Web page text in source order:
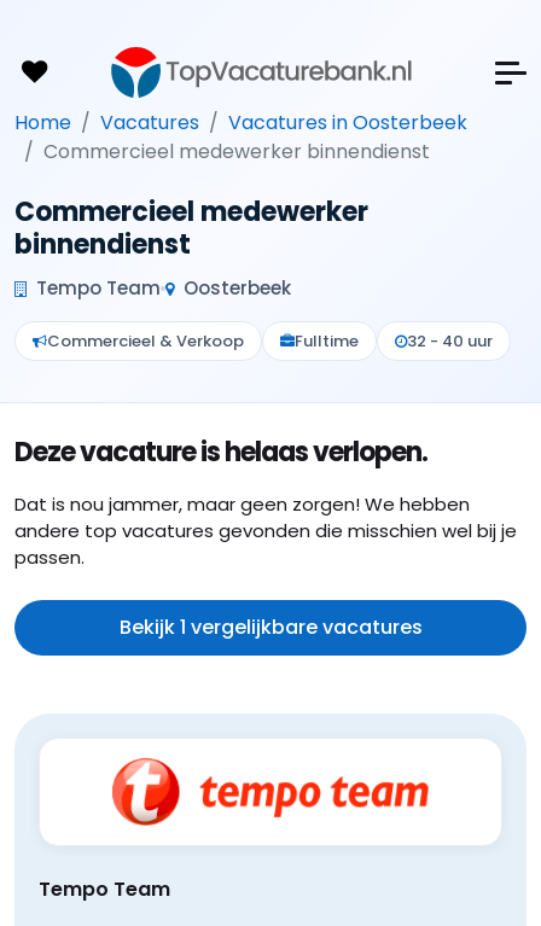
Home Vacatures
Vacatures in Oosterbeek
Commercieel medewerker binnendienst
Commercieel medewerker
binnendienst
Tempo Team Oosterbeek
Commercieel & Verkoop Fulltime 32 - 40 uur
Deze vacature is helaas verlopen.
Dat is nou jammer, maar geen zorgen! We hebben
andere top vacatures gevonden die misschien wel bij je
passen.
Bekijk 1 vergelijkbare vacatures
Tempo Team